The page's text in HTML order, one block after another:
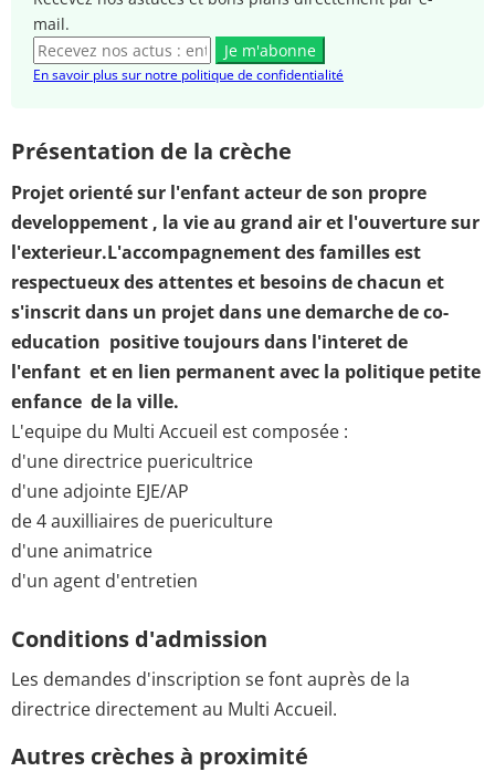
mail.
Je m'abonne
En savoir plus sur notre politique de confidentialité
Présentation de la crèche
Projet orienté sur l'enfant acteur de son propre
developpement , la vie au grand air et l'ouverture sur
l'exterieur.L'accompagnement des familles est
respectueux des attentes et besoins de chacun et
s'inscrit dans un projet dans une demarche de co-
education positive toujours dans l'interet de
l'enfant et en lien permanent avec la politique petite
enfance de la ville.
L'equipe du Multi Accueil est composée :
d'une directrice puericultrice
d'une adjointe EJE/AP
de 4 auxilliaires de puericulture
d'une animatrice
d'un agent d'entretien
Conditions d'admission
Les demandes d'inscription se font auprès de la
directrice directement au Multi Accueil.
Autres crèches à proximité